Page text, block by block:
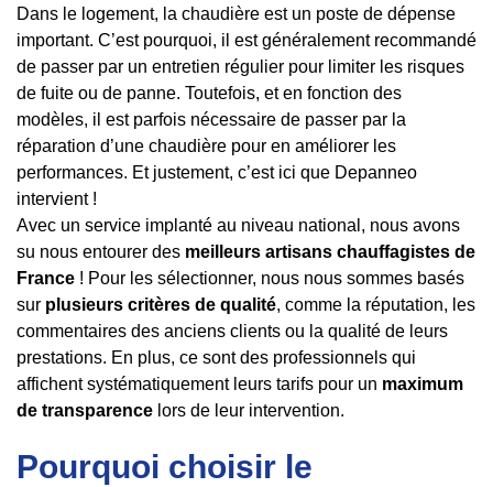
Dans le logement, la chaudière est un poste de dépense
important. C’est pourquoi, il est généralement recommandé
de passer par un entretien régulier pour limiter les risques
de fuite ou de panne. Toutefois, et en fonction des
modèles, il est parfois nécessaire de passer par la
réparation d’une chaudière pour en améliorer les
performances. Et justement, c’est ici que Depanneo
intervient !
Avec un service implanté au niveau national, nous avons
su nous entourer des meilleurs artisans chauffagistes de
France ! Pour les sélectionner, nous nous sommes basés
sur plusieurs critères de qualité, comme la réputation, les
commentaires des anciens clients ou la qualité de leurs
prestations. En plus, ce sont des professionnels qui
affichent systématiquement leurs tarifs pour un maximum
de transparence lors de leur intervention.
Pourquoi choisir le